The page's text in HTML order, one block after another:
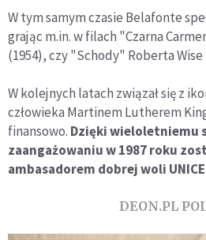
W tym samym czasie Belafonte
grając m.in. w filach "Czarna
(1954), czy "Schody" Roberta Wise
W kolejnych latach związał się z
człowieka Martinem Lutherem
finansowo. Dzięki wieloletniemu
zaangażowaniu w 1987 roku
ambasadorem dobrej woli
DEON.PL